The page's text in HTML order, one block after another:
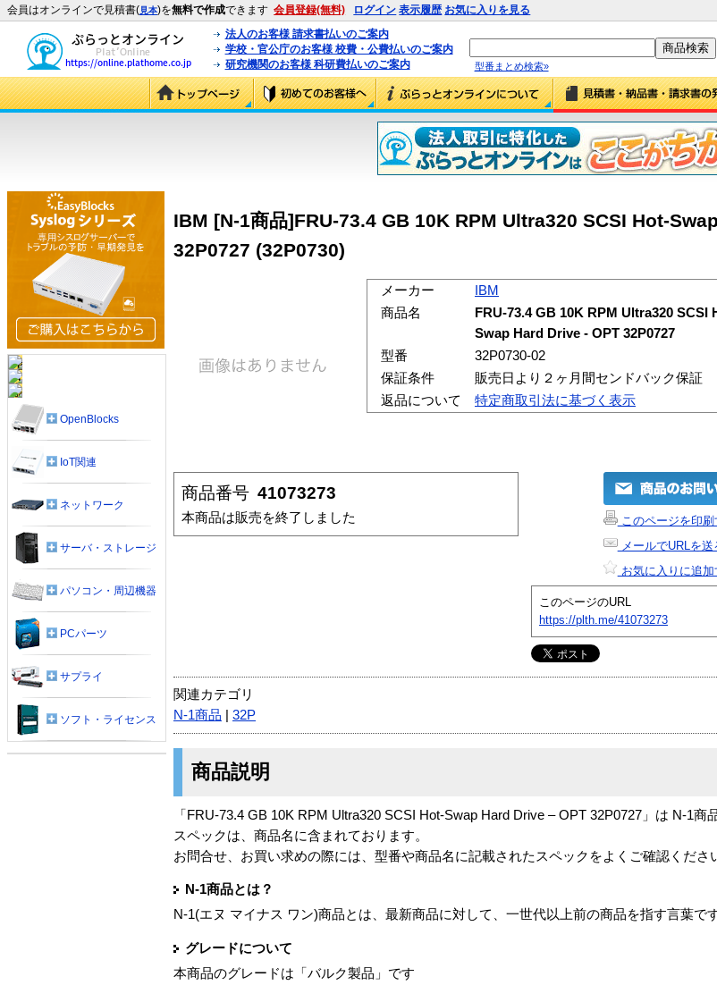
会員はオンラインで見積書(見本)を無料で作成できます 会員登録(無料) ログイン 表示履歴 お気に入りを見る
法人のお客様 請求書払いのご案内
学校・官公庁のお客様 校費・公費払いのご案内
研究機関のお客様 科研費払いのご案内
型番まとめ検索»
IBM [N-1商品]FRU-73.4 GB 10K RPM Ultra320 SCSI Hot-
32P0727 (32P0730)
メーカー
IBM
商品名
FRU-73.4 GB 10K RPM Ultra320 SCSI
Swap Hard Drive - OPT 32P0727
型番
32P0730-02
保証条件
販売日より２ヶ月間センドバック保証
返品について
特定商取引法に基づく表示
商品番号 41073273
本商品は販売を終了しました
このページを印刷
メールでURLを送
お気に入りに追加
このページのURL
https://plth.me/41073273
関連カテゴリ
N-1商品
32P
商品説明
「FRU-73.4 GB 10K RPM Ultra320 SCSI Hot-Swap Hard Drive – OPT 32P0727」は N-1商
スペックは、商品名に含まれております。
お問合せ、お買い求めの際には、型番や商品名に記載されたスペックをよくご確認くださ
N-1商品とは？
N-1(エヌ マイナス ワン)商品とは、最新商品に対して、一世代以上前の商品を指す言葉です
グレードについて
本商品のグレードは「バルク製品」です
OpenBlocks
IoT関連
ネットワーク
サーバ・ストレージ
パソコン・周辺機器
PCパーツ
サプライ
ソフト・ライセンス